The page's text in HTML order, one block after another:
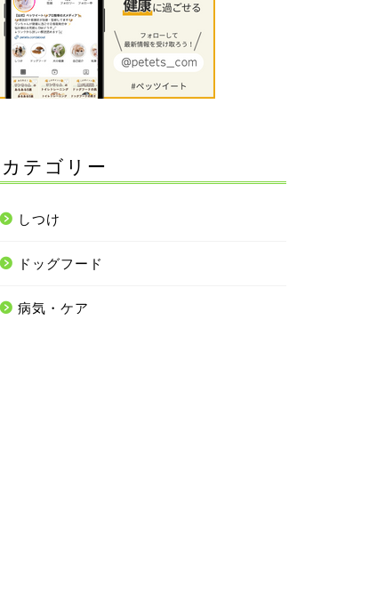
カテゴリー
しつけ
ドッグフード
病気・ケア